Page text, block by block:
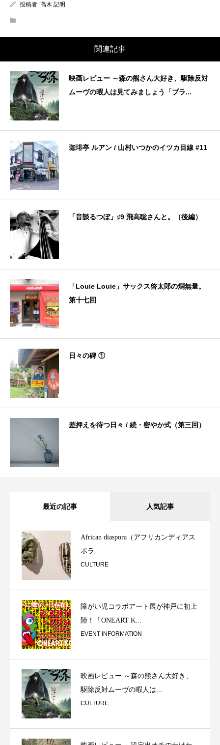
投稿者: 高木 記明
関連記事
映画レビュー ～森の熊さん大好き、駆除反対
ムーヴの暇人は見てみましょう「ブラ...
珈琲亭 ルアン / 山村いつかのイツカ目線 #11
「音談るつぼ」♯9 飛高聡さんと。（後編）
「Louie Louie」サックス啓太郎の燗無量。
第十七回
日々の碑 ①
差押えを待つ日々 / 続・密やか式（第三回）
最近の記事 人気記事
African diaspora（アフリカンディアス
ポラ...
CULTURE
障がい児コラボアート展が神戸に初上
陸！「ONEART K...
EVENT INFORMATION
映画レビュー ～森の熊さん大好き、
駆除反対ムーヴの暇人は...
CULTURE